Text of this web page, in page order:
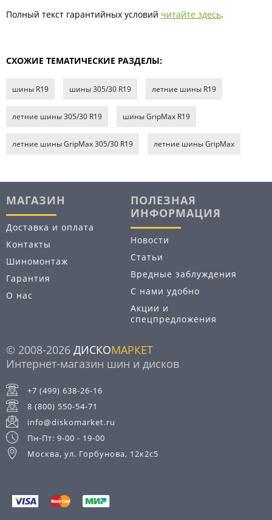
Полный текст гарантийных условий читайте здесь.
СХОЖИЕ ТЕМАТИЧЕСКИЕ РАЗДЕЛЫ:
шины R19 шины 305/30 R19 летние шины R19
летние шины 305/30 R19 шины GripMax R19
летние шины GripMax 305/30 R19 летние шины GripMax
МАГАЗИН
Доставка и оплата
Контакты
Шиномонтаж
Гарантия
О нас
ПОЛЕЗНАЯ
ИНФОРМАЦИЯ
Новости
Статьи
Вредные заблуждения
С нами удобно
Акции и
спецпредложения
© 2008-2026 ДИСКОМАРКЕТ
Интернет-магазин шин и дисков
+7 (499) 638-26-16
8 (800) 550-54-71
info@diskomarket.ru
Пн-Пт: 9-00 - 19-00
Москва, ул. Горбунова, 12к2с5